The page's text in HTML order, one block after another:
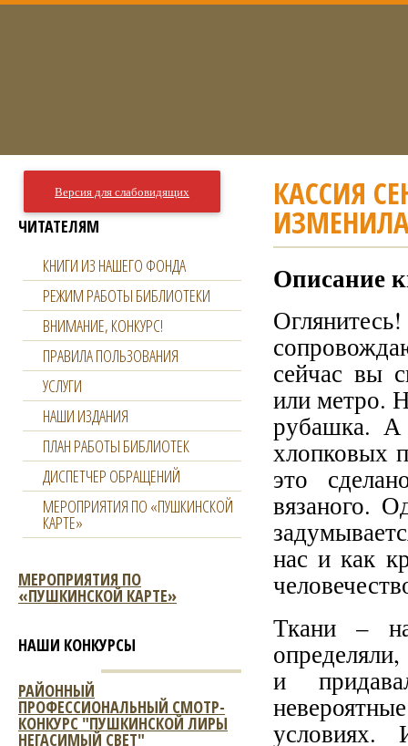
КАССИЯ
Описание
сейчас вы
или метро.
рубашка.
хлопковых
это
вязаного.
нас и как
Ткани –
и
Версия для слабовидящих
ЧИТАТЕЛЯМ
КНИГИ ИЗ НАШЕГО ФОНДА
РЕЖИМ РАБОТЫ БИБЛИОТЕКИ
ВНИМАНИЕ, КОНКУРС!
ПРАВИЛА ПОЛЬЗОВАНИЯ
УСЛУГИ
НАШИ ИЗДАНИЯ
ПЛАН РАБОТЫ БИБЛИОТЕК
ДИСПЕТЧЕР ОБРАЩЕНИЙ
МЕРОПРИЯТИЯ ПО «ПУШКИНСКОЙ
КАРТЕ»
МЕРОПРИЯТИЯ ПО
«ПУШКИНСКОЙ КАРТЕ»
НАШИ КОНКУРСЫ
РАЙОННЫЙ
ПРОФЕССИОНАЛЬНЫЙ СМОТР-
КОНКУРС "ПУШКИНСКОЙ ЛИРЫ
НЕГАСИМЫЙ СВЕТ"